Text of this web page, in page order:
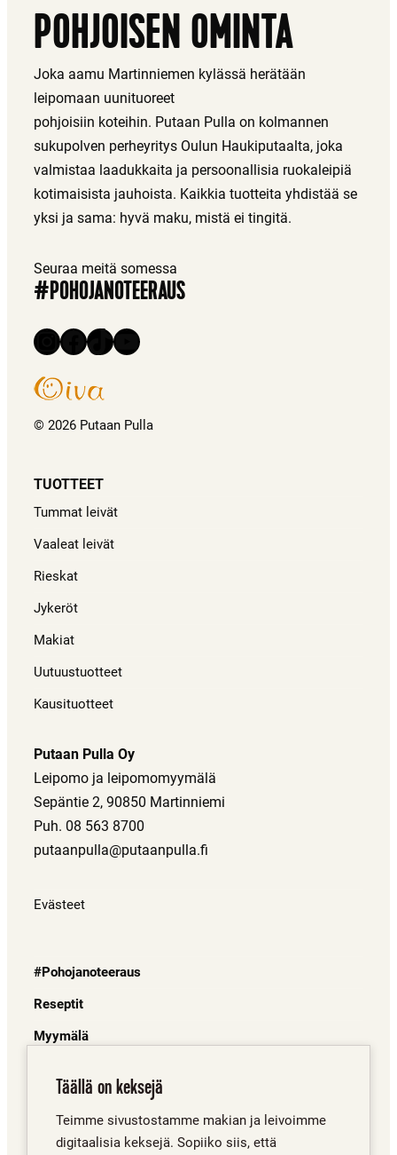
POHJOISEN OMINTA
Joka aamu Martinniemen kylässä herätään
leipomaan uunituoreet
pohjoisiin koteihin. Putaan Pulla on kolmannen
sukupolven perheyritys Oulun Haukiputaalta, joka
valmistaa laadukkaita ja persoonallisia ruokaleipiä
kotimaisista jauhoista. Kaikkia tuotteita yhdistää se
yksi ja sama: hyvä maku, mistä ei tingitä.
Seuraa meitä somessa
#POHOJANOTEERAUS
Instagram
Facebook
TikTokYouTube
© 2026 Putaan Pulla
TUOTTEET
Tummat leivät
Vaaleat leivät
Rieskat
Jykeröt
Makiat
Uutuustuotteet
Kausituotteet
Putaan Pulla Oy
Leipomo ja leipomomyymälä
Sepäntie 2, 90850 Martinniemi
Puh. 08 563 8700
putaanpulla@putaanpulla.fi
Evästeet
#Pohojanoteeraus
Reseptit
Myymälä
Täällä on keksejä
Teimme sivustostamme makian ja leivoimme
digitaalisia keksejä. Sopiiko siis, että